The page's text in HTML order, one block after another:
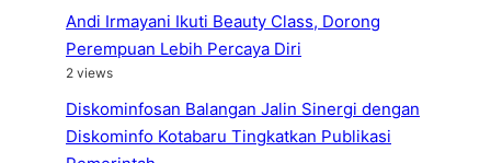
Andi Irmayani Ikuti Beauty Class, Dorong
Perempuan Lebih Percaya Diri
2 views
Diskominfosan Balangan Jalin Sinergi dengan
Diskominfo Kotabaru Tingkatkan Publikasi